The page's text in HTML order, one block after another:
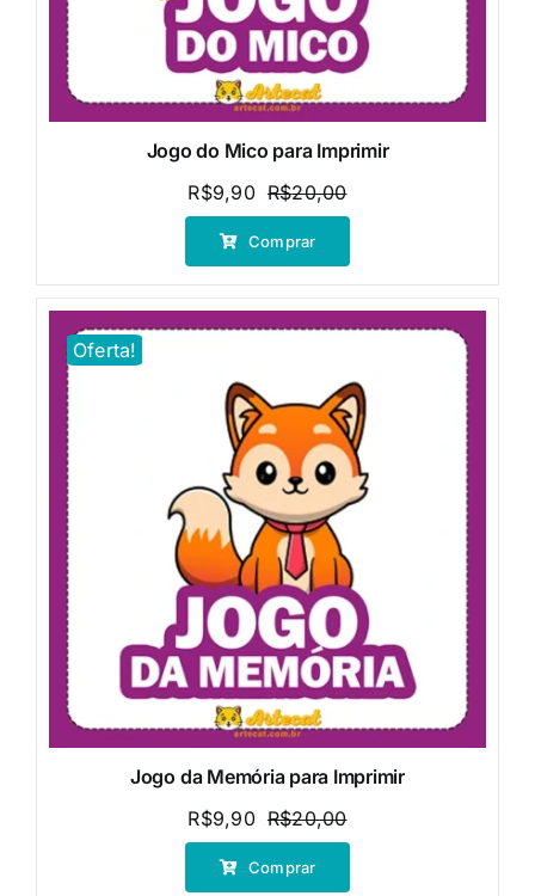
Jogo do Mico para Imprimir
R$20,00O
preço
era:
R$9,90
O
preço
é:
Comprar
Oferta!
Jogo da Memória para Imprimir
R$20,00O
preço
R$9,90
O
preço
Comprar